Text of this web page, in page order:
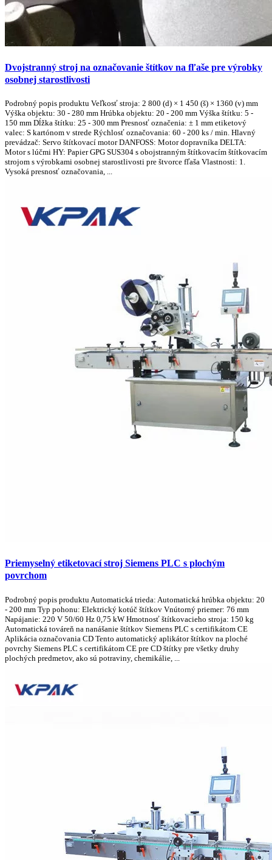
Dvojstranný stroj na označovanie štítkov na fľaše pre výrobky
osobnej starostlivosti
Podrobný popis produktu Veľkosť stroja: 2 800 (d) × 1 450 (š) × 1360 (v) mm
Výška objektu: 30 - 280 mm Hrúbka objektu: 20 - 200 mm Výška štítku: 5 -
150 mm Dĺžka štítku: 25 - 300 mm Presnosť označenia: ± 1 mm etiketový
valec: S kartónom v strede Rýchlosť označovania: 60 - 200 ks / min. Hlavný
prevádzač: Servo štítkovací motor DANFOSS: Motor dopravníka DELTA:
Motor s lúčmi HY: Papier GPG SUS304 s obojstranným štítkovacím štítkovacím
strojom s výrobkami osobnej starostlivosti pre štvorce fľaša Vlastnosti: 1.
Vysoká presnosť označovania, ...
Priemyselný etiketovací stroj Siemens PLC s plochým
povrchom
Podrobný popis produktu Automatická trieda: Automatická hrúbka objektu: 20
- 200 mm Typ pohonu: Elektrický kotúč štítkov Vnútorný priemer: 76 mm
Napájanie: 220 V 50/60 Hz 0,75 kW Hmotnosť štítkovacieho stroja: 150 kg
Automatická továreň na nanášanie štítkov Siemens PLC s certifikátom CE
Aplikácia označovania CD Tento automatický aplikátor štítkov na ploché
povrchy Siemens PLC s certifikátom CE pre CD štítky pre všetky druhy
plochých predmetov, ako sú potraviny, chemikálie, ...